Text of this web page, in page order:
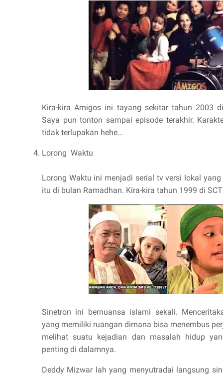
Kira-kira Amigos ini tayang sekitar tahun 2003
Saya pun tonton sampai episode terakhir.
tidak terlupakan hehe…
Lorong Waktu
Lorong Waktu ini menjadi serial tv versi lokal
itu di bulan Ramadhan. Kira-kira tahun 1999 di
Sinetron ini bernuansa islami sekali.
yang memiliki ruangan dimana bisa menembus
melihat suatu kejadian dan masalah hidup
penting di dalamnya.
Deddy Mizwar lah yang menyutradai langsung